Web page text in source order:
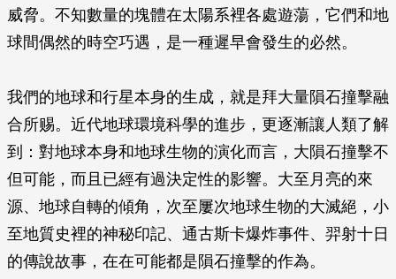
威脅。不知數量的塊體在太陽系裡各處遊蕩，它們和地
球間偶然的時空巧遇，是一種遲早會發生的必然。
我們的地球和行星本身的生成，就是拜大量隕石撞擊融
合所赐。近代地球環境科學的進步，更逐漸讓人類了解
到：對地球本身和地球生物的演化而言，大隕石撞擊不
但可能，而且已經有過決定性的影響。大至月亮的來
源、地球自轉的傾角，次至屢次地球生物的大滅絕，小
至地質史裡的神秘印記、通古斯卡爆炸事件、羿射十日
的傳說故事，在在可能都是隕石撞擊的作為。